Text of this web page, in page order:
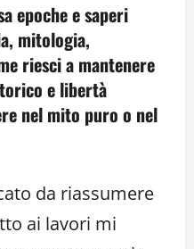
epoche e saperi
mitologia,
riesci a mantenere
e libertà
nel mito puro o nel
da riassumere
ai lavori mi